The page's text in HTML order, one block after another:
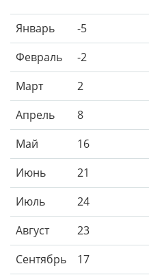
Январь
-5
Февраль
-2
Март
2
Апрель
8
Май
16
Июнь
21
Июль
24
Август
23
Сентябрь
17